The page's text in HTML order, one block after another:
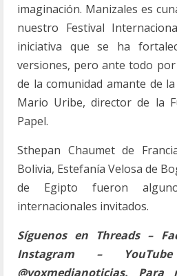
imaginación. Manizales es
nuestro Festival
iniciativa que se ha
versiones, pero ante todo
de la comunidad amante de
Mario Uribe, director de la
Papel.
Sthepan Chaumet de
Bolivia, Estefanía Velosa de
de Egipto fueron
internacionales invitados.
Síguenos en Threads –
Instagram –
@voxmedianoticias.